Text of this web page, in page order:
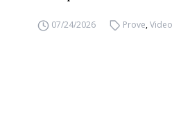
07/24/2026 Prove,Video